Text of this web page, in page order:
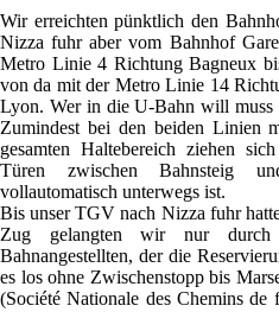
Wir erreichten pünktlich den
Nizza fuhr aber vom Bahnhof
Metro Linie 4 Richtung Bagneux
von da mit der Metro Linie 14
Lyon. Wer in die U-Bahn will muss
Zumindest bei den beiden Linien
gesamten Haltebereich ziehen
Türen zwischen Bahnsteig
vollautomatisch unterwegs ist.
Bis unser TGV nach Nizza fuhr
Zug gelangten wir nur durch
Bahnangestellten, der die
es los ohne Zwischenstopp bis
(Société Nationale des Chemins de